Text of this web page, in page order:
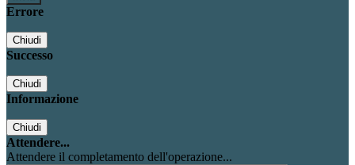
Errore
Chiudi
Successo
Chiudi
Informazione
Chiudi
Attendere...
Attendere il completamento dell'operazione...